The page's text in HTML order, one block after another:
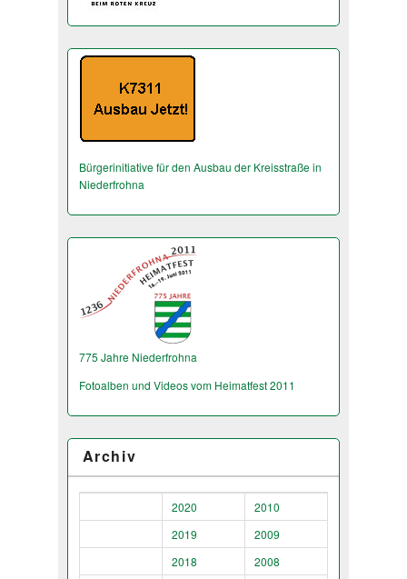
Bürgerinitiative für den Ausbau der Kreisstraße in
Niederfrohna
775 Jahre Niederfrohna
Fotoalben und Videos vom Heimatfest 2011
Archiv
2020
2010
2019
2009
2018
2008